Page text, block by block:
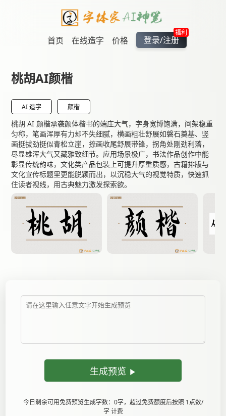
首页 在线造字 价格
福利
登录/注册
桃胡AI颜楷
AI 造字 颜楷
桃胡 AI 颜楷承袭颜体楷书的端庄大气，字身宽博饱满，间架稳重
匀称，笔画浑厚有力却不失细腻，横画粗壮舒展如磐石奠基、竖
画挺拔劲挺似青松立崖，捺画收尾舒展带锋，拐角处刚劲利落，
尽显雄浑大气又藏雅致细节。应用场景极广，书法作品创作中能
彰显传统韵味，文化类产品包装上可提升厚重质感，古籍排版与
文化宣传标题里更能脱颖而出，以沉稳大气的视觉特质，快速抓
住读者视线，用古典魅力激发探索欲。
生成预览
今日剩余可用免费预览生成字数：0字，超过免费额度后按照 1点数/
字 计费